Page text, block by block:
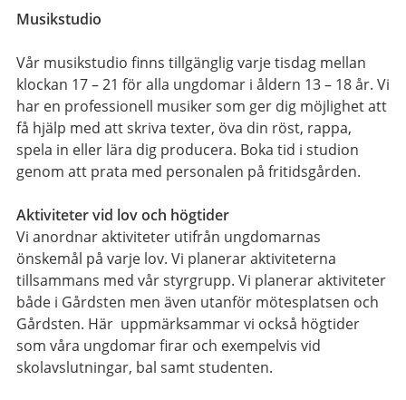
Musikstudio
Vår musikstudio finns tillgänglig varje tisdag mellan
klockan 17 – 21 för alla ungdomar i åldern 13 – 18 år. Vi
har en professionell musiker som ger dig möjlighet att
få hjälp med att skriva texter, öva din röst, rappa,
spela in eller lära dig producera. Boka tid i studion
genom att prata med personalen på fritidsgården.
Aktiviteter vid lov och högtider
Vi anordnar aktiviteter utifrån ungdomarnas
önskemål på varje lov. Vi planerar aktiviteterna
tillsammans med vår styrgrupp. Vi planerar aktiviteter
både i Gårdsten men även utanför mötesplatsen och
Gårdsten. Här uppmärksammar vi också högtider
som våra ungdomar firar och exempelvis vid
skolavslutningar, bal samt studenten.